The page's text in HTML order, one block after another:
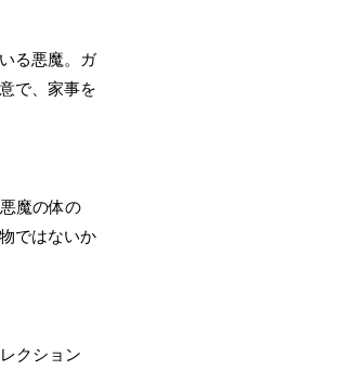
る悪魔。ガ
で、家事を
魔の体の
ではないか
クション